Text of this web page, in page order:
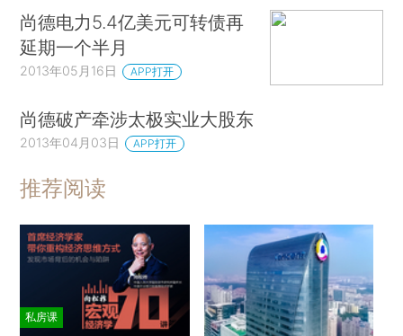
尚德电力5.4亿美元可转债再
延期一个半月
2013年05月16日 APP打开
尚德破产牵涉太极实业大股东
2013年04月03日 APP打开
推荐阅读
私房课